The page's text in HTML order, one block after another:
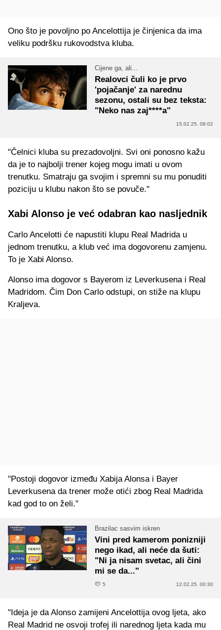
Ono što je povoljno po Ancelottija je činjenica da ima
veliku podršku rukovodstva kluba.
Cijene ga, ali...
Realovci čuli ko je prvo
'pojačanje' za narednu
sezonu, ostali su bez teksta:
"Neko nas zaj****a"
15.02.25. 08:02
"Čelnici kluba su prezadovoljni. Svi oni ponosno kažu
da je to najbolji trener kojeg mogu imati u ovom
trenutku. Smatraju ga svojim i spremni su mu ponuditi
poziciju u klubu nakon što se povuče."
Xabi Alonso je već odabran kao nasljednik
Carlo Ancelotti će napustiti klupu Real Madrida u
jednom trenutku, a klub već ima dogovorenu zamjenu.
To je Xabi Alonso.
Alonso ima dogovor s Bayerom iz Leverkusena i Real
Madridom. Čim Don Carlo odstupi, on stiže na klupu
Kraljeva.
"Postoji dogovor između Xabija Alonsa i Bayer
Leverkusena da trener može otići zbog Real Madrida
kad god to on želi."
Brazilac sasvim iskren
Vini pred kamerom ponizniji
nego ikad, ali neće da šuti:
"Ni ja nisam svetac, ali čini
mi se da..."
5 12.02.25. 00:30
"Ideja je da Alonso zamijeni Ancelottija ovog ljeta, ako
Real Madrid ne osvoji trofej ili narednog ljeta kada mu